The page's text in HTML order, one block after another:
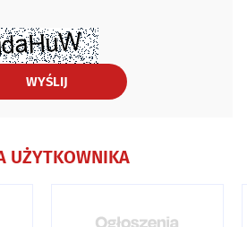
WYŚLIJ
UŻYTKOWNIKA